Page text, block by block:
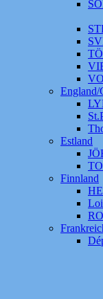
England/
Estland
Finnland